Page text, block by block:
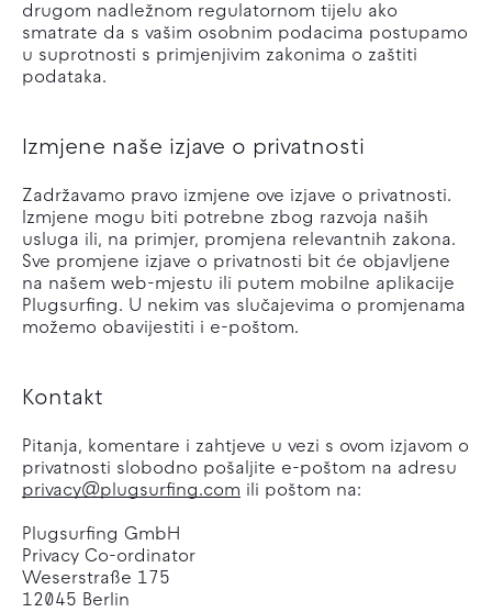
drugom nadležnom regulatornom tijelu ako
smatrate da s vašim osobnim podacima postupamo
u suprotnosti s primjenjivim zakonima o zaštiti
podataka.
Izmjene naše izjave o privatnosti
Zadržavamo pravo izmjene ove izjave o privatnosti.
Izmjene mogu biti potrebne zbog razvoja naših
usluga ili, na primjer, promjena relevantnih zakona.
Sve promjene izjave o privatnosti bit će objavljene
na našem web-mjestu ili putem mobilne aplikacije
Plugsurfing. U nekim vas slučajevima o promjenama
možemo obavijestiti i e-poštom.
Kontakt
Pitanja, komentare i zahtjeve u vezi s ovom izjavom o
privatnosti slobodno pošaljite e-poštom na adresu
privacy@plugsurfing.com ili poštom na:
Plugsurfing GmbH
Privacy Co-ordinator
Weserstraße 175
12045 Berlin